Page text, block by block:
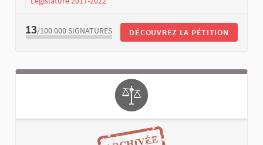
13/100 000 SIGNATURES DÉCOUVREZ LA PÉTITION